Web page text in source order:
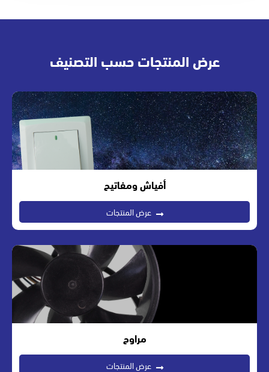
عرض المنتجات حسب التصنيف
أفياش ومفاتيح
عرض المنتجات
مراوح
عرض المنتجات